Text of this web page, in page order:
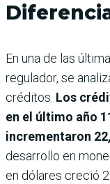
En una de las
regulador, se
créditos. Los
en el último año
incrementaron
desarrollo en
en dólares creció